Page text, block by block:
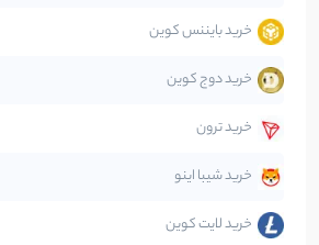
صرافی‌ها
قانون‌گذاری
متاورس
خرید بایننس کوین
خرید دوج کوین
خرید ترون
خرید شیبا اینو
خرید لایت کوین